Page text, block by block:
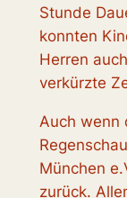
Stunde
konnten
Herren
verkürzte
Auch wenn
München
zurück.